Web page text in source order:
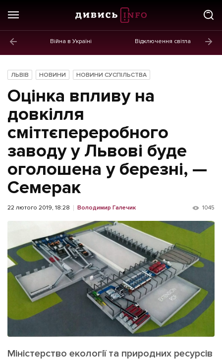
Війна в Україні Відключення світла
Новини
Політика
Економіка
Бізнес
Життя
Культура
Афіша
ІНШЕ
Інтерв'ю
Картки
Репортаж
Розслідування
Погляди
Прес-релізи
Фото/Відео
Made in Lviv
ЛЬВІВ НОВИНИ НОВИНИ СУСПІЛЬСТВА
Оцінка впливу на
довкілля
сміттєпереробного
заводу у Львові буде
оголошена у березні, —
Семерак
22 лютого 2019, 18:28 Володимир Галечик 1045
Міністерство екології та природних ресурсів